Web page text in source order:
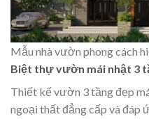
Mẫu nhà vườn phong cách
Biệt thự vườn mái nhật 3
Thiết kế vườn 3 tầng đẹp
ngoại thất đẳng cấp và đáp